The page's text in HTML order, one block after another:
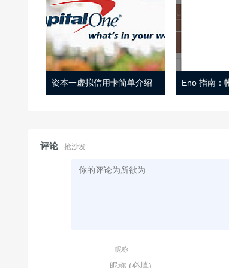
资本一虚拟信用卡简单介绍
评论 抢沙发
昵称 (必填)